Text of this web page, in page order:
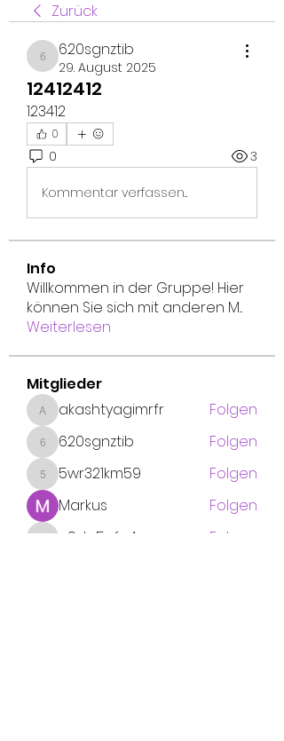
Zurück
620sgnztib
620sgnztib
29. August 2025
12412412
123412
0
0 3
Kommentar verfassen...
Info
Willkommen in der Gruppe! Hier
können Sie sich mit anderen M...
Weiterlesen
Mitglieder
akashtyagimrfr
akashtyagimrfr Folgen
620sgnztib
620sgnztib Folgen
5wr321km59
5wr321km59
Folgen
Markus
Folgen
c9dp5cfq4x
Folgen